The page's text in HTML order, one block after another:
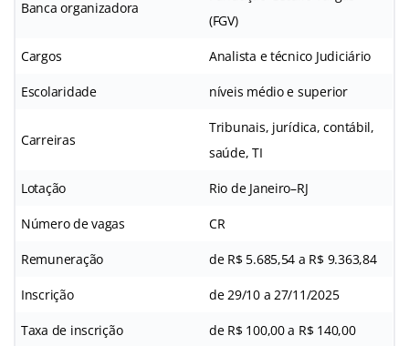
Banca organizadora
(FGV)
Cargos Analista e técnico Judiciário
Escolaridade níveis médio e superior
Carreiras
Tribunais, jurídica, contábil,
saúde, TI
Lotação Rio de Janeiro–RJ
Número de vagas CR
Remuneração de R$ 5.685,54 a R$ 9.363,84
Inscrição de 29/10 a 27/11/2025
Taxa de inscrição de R$ 100,00 a R$ 140,00